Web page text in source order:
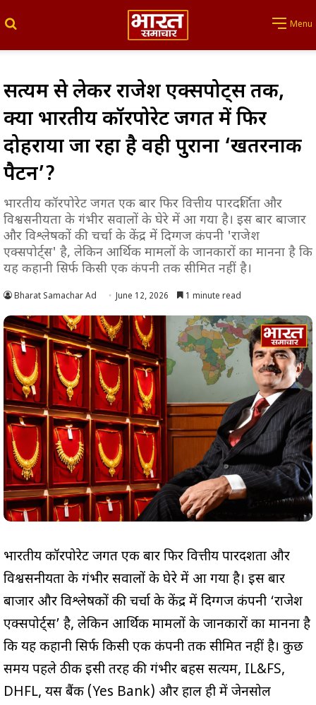
Menu
सत्यम से लेकर राजेश एक्सपोर्ट्स तक,
क्या भारतीय कॉरपोरेट जगत में फिर
दोहराया जा रहा है वही पुराना ‘खतरनाक
पैटर्न’?
भारतीय कॉरपोरेट जगत एक बार फिर वित्तीय पारदर्शिता और
विश्वसनीयता के गंभीर सवालों के घेरे में आ गया है। इस बार बाजार
और विश्लेषकों की चर्चा के केंद्र में दिग्गज कंपनी 'राजेश
एक्सपोर्ट्स' है, लेकिन आर्थिक मामलों के जानकारों का मानना है कि
यह कहानी सिर्फ किसी एक कंपनी तक सीमित नहीं है।
Bharat Samachar Ad June 12, 2026 1 minute read
भारतीय कॉरपोरेट जगत एक बार फिर वित्तीय पारदर्शिता और
विश्वसनीयता के गंभीर सवालों के घेरे में आ गया है। इस बार
बाजार और विश्लेषकों की चर्चा के केंद्र में दिग्गज कंपनी ‘राजेश
एक्सपोर्ट्स’ है, लेकिन आर्थिक मामलों के जानकारों का मानना है
कि यह कहानी सिर्फ किसी एक कंपनी तक सीमित नहीं है। कुछ
समय पहले ठीक इसी तरह की गंभीर बहस सत्यम, IL&FS,
DHFL, यस बैंक (Yes Bank) और हाल ही में जेनसोल